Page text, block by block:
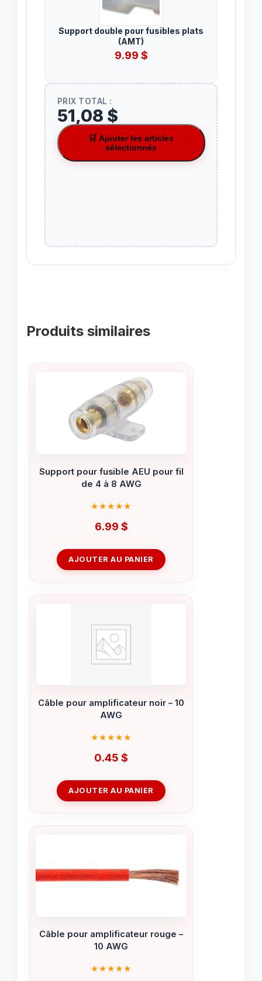
Support double pour fusibles plats
(AMT)
9.99 $
PRIX TOTAL :
51,08 $
🛒 Ajouter les articles
sélectionnés
Produits similaires
Support pour fusible AEU pour fil
de 4 à 8 AWG
6.99 $
AJOUTER AU PANIER
Câble pour amplificateur noir – 10
AWG
0.45 $
AJOUTER AU PANIER
Câble pour amplificateur rouge –
10 AWG